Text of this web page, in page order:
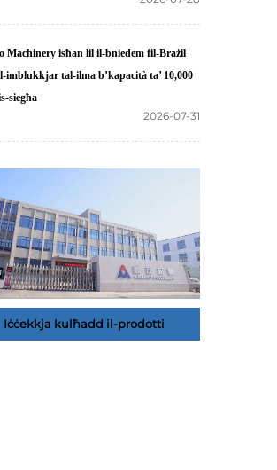
Machinery isħan lil il-bniedem fil-Brażil
imblukkjar tal-ilma b’kapacità ta’ 10,000
siegħa
2026-07-31
Iċċekkja kulħadd il-prodotti